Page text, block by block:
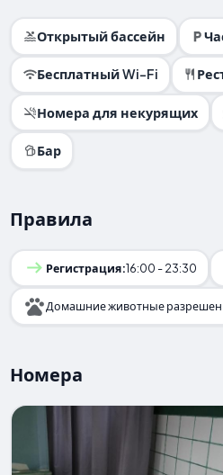
Открытый бассейн
Бесплатный Wi-Fi
Номера для некурящих
Бар
Правила
Регистрация:16:00 - 23:30
Домашние животные
Номера